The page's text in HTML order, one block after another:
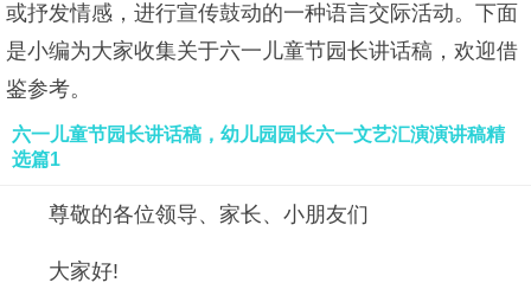
或抒发情感，进行宣传鼓动的一种语言交际活动。下面
是小编为大家收集关于六一儿童节园长讲话稿，欢迎借
鉴参考。
六一儿童节园长讲话稿，幼儿园园长六一文艺汇演演讲稿精
选篇1
尊敬的各位领导、家长、小朋友们
大家好!